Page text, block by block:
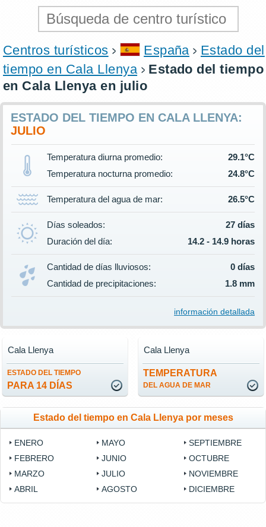
Centros turísticos España
Estado del
tiempo en Cala Llenya
Estado del tiempo
en Cala Llenya en julio
ESTADO DEL TIEMPO EN CALA LLENYA:
JULIO
Temperatura diurna promedio:
29.1°C
Temperatura nocturna promedio:
24.8°C
Temperatura del agua de mar: 26.5°C
Días soleados:
27 días
Duración del día:
14.2 - 14.9 horas
Cantidad de días lluviosos:
0 días
Cantidad de precipitaciones:
1.8 mm
información detallada
ESTADO DEL TIEMPO
PARA 14 DÍAS
Cala Llenya
TEMPERATURA
DEL AGUA DE MAR
Cala Llenya
Estado del tiempo en Cala Llenya por meses
ENERO
FEBRERO
MARZO
ABRIL
MAYO
JUNIO
JULIO
AGOSTO
SEPTIEMBRE
OCTUBRE
NOVIEMBRE
DICIEMBRE